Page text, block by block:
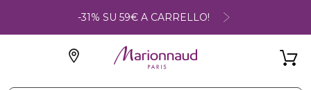
-31% SU 59€ A CARRELLO!